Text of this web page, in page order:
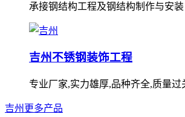
承接钢结构工程及钢结构制作与安装
吉州不锈钢装饰工程
专业厂家,实力雄厚,品种齐全,质量过
吉州更多产品